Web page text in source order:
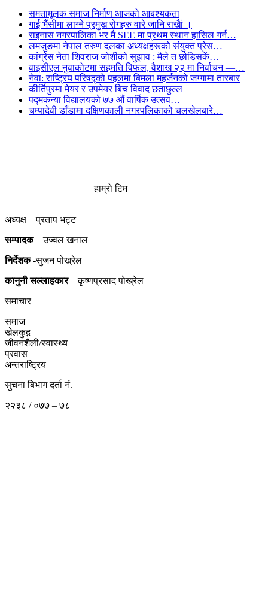
समतामूलक समाज निर्माण आजको आबश्यकता
गाई भैंसीमा लाग्ने प्रमुख रोगहरु वारे जानि राखैां ।
राइनास नगरपालिका भर मै SEE मा प्रथम स्थान हासिल गर्न…
लमजुङमा नेपाल तरुण दलका अध्यक्षहरूको संयुक्त प्रेस…
कांग्रेस नेता शिवराज जोशीको सुझाव : मैले त छोडिसकें…
वाइसीएल नुवाकोटमा सहमति विफल, वैशाख २२ मा निर्वाचन —…
नेवा: राष्ट्रिय परिषद्को पहलमा बिमला महर्जनको जग्गामा तारबार
कीर्तिपुरमा मेयर र उपमेयर बिच विवाद छताछुल्ल
पद्मकन्या विद्यालयको ७७ औं ‌‌वार्षिक ‌उत्सव…
चम्पादेवी डाँडामा दक्षिणकाली नगरपलिकाको चलखेलबारे…
हाम्रो टिम
अध्यक्ष – प्रताप भट्ट
सम्पादक– उज्वल खनाल
निर्देशक-सुजन पोख्रेल
कानुनी सल्लाहकार– कृष्णप्रसाद पोख्रेल
समाचार
समाज
खेलकुद़़
जीवनशैली/स्वास्थ्य
प्रवास
अन्तराष्ट्रिय
सुचना बिभाग दर्ता नं.
२२३८ / ०७७ – ७८